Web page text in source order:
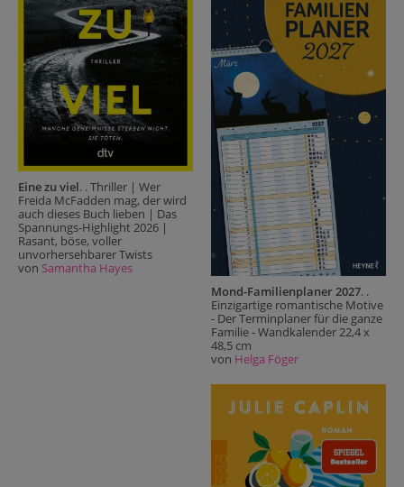
Eine zu viel. . Thriller | Wer
Freida McFadden mag, der wird
auch dieses Buch lieben | Das
Spannungs-Highlight 2026 |
Rasant, böse, voller
unvorhersehbarer Twists
von Samantha Hayes
Mond-Familienplaner 2027. .
Einzigartige romantische Motive
- Der Terminplaner für die ganze
Familie - Wandkalender 22,4 x
48,5 cm
von Helga Föger